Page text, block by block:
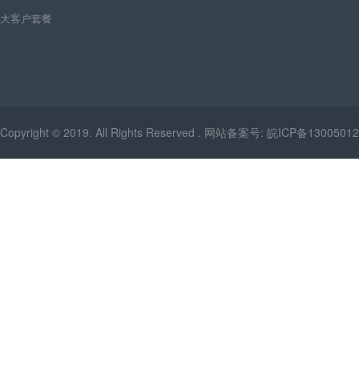
大客户套餐
Copyright © 2019. All Rights Reserved . 网站备案号: 皖ICP备